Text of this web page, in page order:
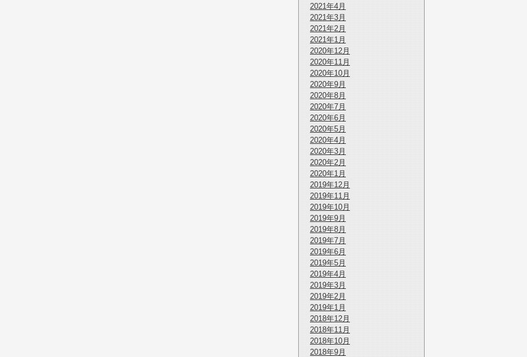
2021年4月
2021年3月
2021年2月
2021年1月
2020年12月
2020年11月
2020年10月
2020年9月
2020年8月
2020年7月
2020年6月
2020年5月
2020年4月
2020年3月
2020年2月
2020年1月
2019年12月
2019年11月
2019年10月
2019年9月
2019年8月
2019年7月
2019年6月
2019年5月
2019年4月
2019年3月
2019年2月
2019年1月
2018年12月
2018年11月
2018年10月
2018年9月